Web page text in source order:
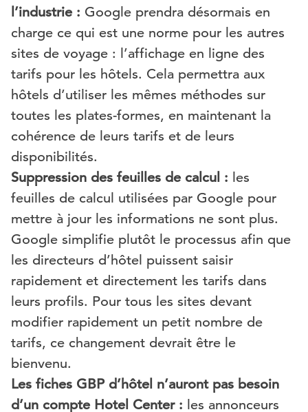
l’industrie : Google prendra désormais en
charge ce qui est une norme pour les autres
sites de voyage : l’affichage en ligne des
tarifs pour les hôtels. Cela permettra aux
hôtels d’utiliser les mêmes méthodes sur
toutes les plates-formes, en maintenant la
cohérence de leurs tarifs et de leurs
disponibilités.
Suppression des feuilles de calcul : les
feuilles de calcul utilisées par Google pour
mettre à jour les informations ne sont plus.
Google simplifie plutôt le processus afin que
les directeurs d’hôtel puissent saisir
rapidement et directement les tarifs dans
leurs profils. Pour tous les sites devant
modifier rapidement un petit nombre de
tarifs, ce changement devrait être le
bienvenu.
Les fiches GBP d’hôtel n’auront pas besoin
d’un compte Hotel Center : les annonceurs